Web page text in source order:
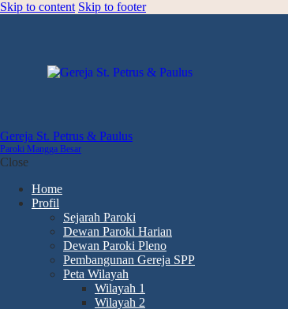
Skip to content Skip to footer
Gereja St. Petrus & Paulus
Paroki Mangga Besar
Close
Home
Profil
Sejarah Paroki
Dewan Paroki Harian
Dewan Paroki Pleno
Pembangunan Gereja SPP
Peta Wilayah
Wilayah 1
Wilayah 2